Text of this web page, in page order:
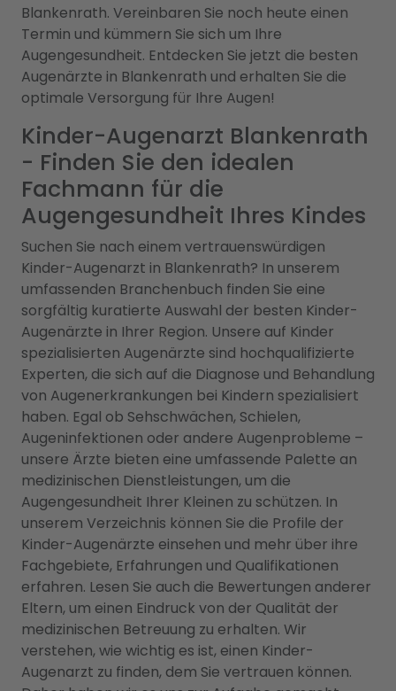
Blankenrath. Vereinbaren Sie noch heute einen
Termin und kümmern Sie sich um Ihre
Augengesundheit. Entdecken Sie jetzt die besten
Augenärzte in Blankenrath und erhalten Sie die
optimale Versorgung für Ihre Augen!
Kinder-Augenarzt Blankenrath
- Finden Sie den idealen
Fachmann für die
Augengesundheit Ihres Kindes
Suchen Sie nach einem vertrauenswürdigen
Kinder-Augenarzt in Blankenrath? In unserem
umfassenden Branchenbuch finden Sie eine
sorgfältig kuratierte Auswahl der besten Kinder-
Augenärzte in Ihrer Region. Unsere auf Kinder
spezialisierten Augenärzte sind hochqualifizierte
Experten, die sich auf die Diagnose und Behandlung
von Augenerkrankungen bei Kindern spezialisiert
haben. Egal ob Sehschwächen, Schielen,
Augeninfektionen oder andere Augenprobleme –
unsere Ärzte bieten eine umfassende Palette an
medizinischen Dienstleistungen, um die
Augengesundheit Ihrer Kleinen zu schützen. In
unserem Verzeichnis können Sie die Profile der
Kinder-Augenärzte einsehen und mehr über ihre
Fachgebiete, Erfahrungen und Qualifikationen
erfahren. Lesen Sie auch die Bewertungen anderer
Eltern, um einen Eindruck von der Qualität der
medizinischen Betreuung zu erhalten. Wir
verstehen, wie wichtig es ist, einen Kinder-
Augenarzt zu finden, dem Sie vertrauen können.